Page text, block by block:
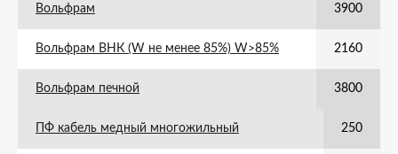
Вольфрам 3900
Вольфрам ВНК (W не менее 85%) W>85% 2160
Вольфрам печной 3800
ПФ кабель медный многожильный 250